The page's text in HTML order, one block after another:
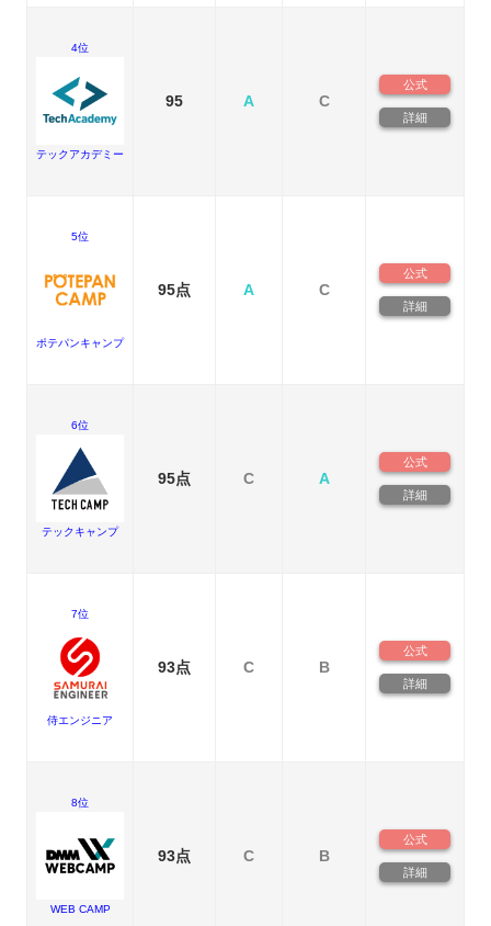
4位
テックアカデミー
95 A C
公式
詳細
5位
ポテパンキャンプ
95点 A C
公式
詳細
6位
テックキャンプ
95点 C A
公式
詳細
7位
侍エンジニア
93点 C B
公式
詳細
8位
WEB CAMP
93点 C B
公式
詳細